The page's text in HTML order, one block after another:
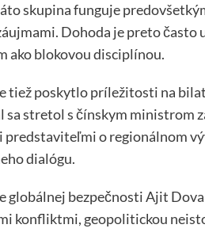
skupina funguje
Dohoda je preto často
ako blokovou disciplínou.
tiež poskytlo príležitosti na
stretol s čínskym ministrom
predstaviteľmi o regionálnom
dialógu.
globálnej bezpečnosti Ajit
konfliktmi, geopolitickou